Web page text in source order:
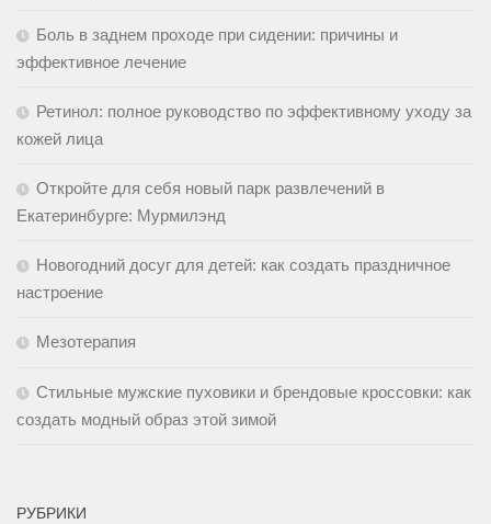
Боль в заднем проходе при сидении: причины и
эффективное лечение
Ретинол: полное руководство по эффективному уходу за
кожей лица
Откройте для себя новый парк развлечений в
Екатеринбурге: Мурмилэнд
Новогодний досуг для детей: как создать праздничное
настроение
Мезотерапия
Стильные мужские пуховики и брендовые кроссовки: как
создать модный образ этой зимой
РУБРИКИ